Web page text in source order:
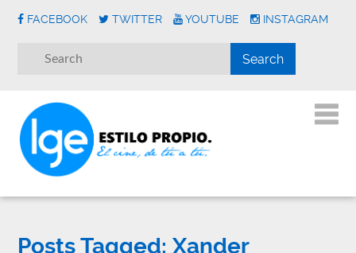
FACEBOOK TWITTER YOUTUBE INSTAGRAM
Posts Tagged: Xander